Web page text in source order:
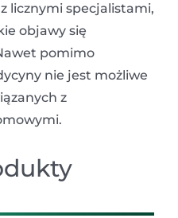
licznymi specjalistami,
objawy się
pomimo
nie jest możliwe
z